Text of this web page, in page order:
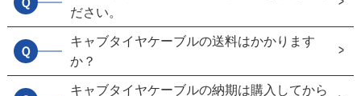
ださい。
Ｑ
キャブタイヤケーブルの送料はかかります
か？
キャブタイヤケーブルの納期は購入してから